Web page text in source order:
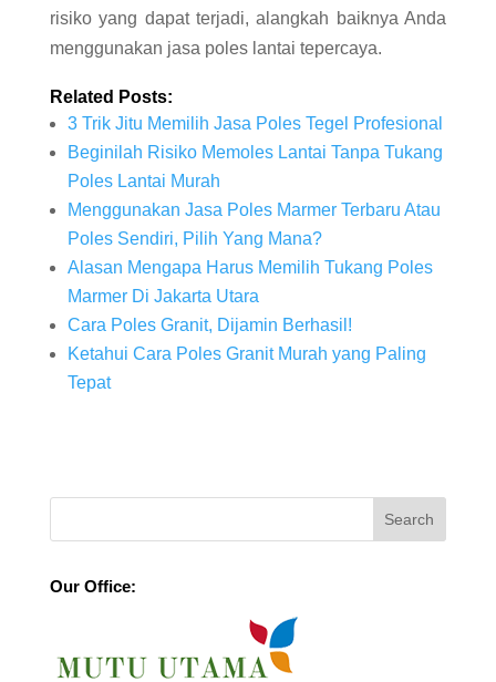
risiko yang dapat terjadi, alangkah baiknya Anda
menggunakan jasa poles lantai tepercaya.
Related Posts:
3 Trik Jitu Memilih Jasa Poles Tegel Profesional
Beginilah Risiko Memoles Lantai Tanpa Tukang
Poles Lantai Murah
Menggunakan Jasa Poles Marmer Terbaru Atau
Poles Sendiri, Pilih Yang Mana?
Alasan Mengapa Harus Memilih Tukang Poles
Marmer Di Jakarta Utara
Cara Poles Granit, Dijamin Berhasil!
Ketahui Cara Poles Granit Murah yang Paling
Tepat
Our Office: